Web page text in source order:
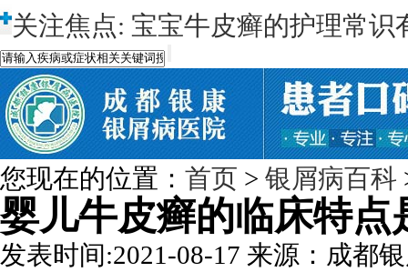
关注焦点: 宝宝牛皮癣的护理常识
您现在的位置： 首页 > 银屑病百科
婴儿牛皮癣的临床特点
发表时间:2021-08-17 来源：成都